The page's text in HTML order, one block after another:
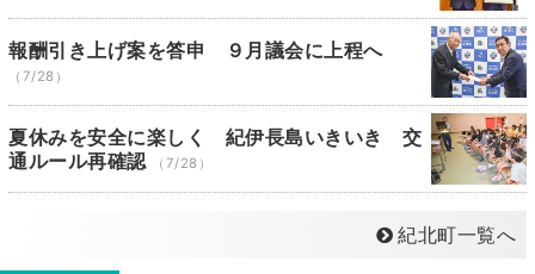
報酬引き上げ案を答申 ９月議会に上程へ
（7/28）
夏休みを安全に楽しく 紀伊長島いきいき 交
通ルール再確認
（7/28）
紀北町一覧へ